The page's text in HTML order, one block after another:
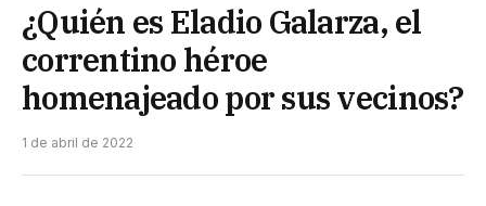
¿Quién es Eladio Galarza, el
correntino héroe
homenajeado por sus vecinos?
1 de abril de 2022